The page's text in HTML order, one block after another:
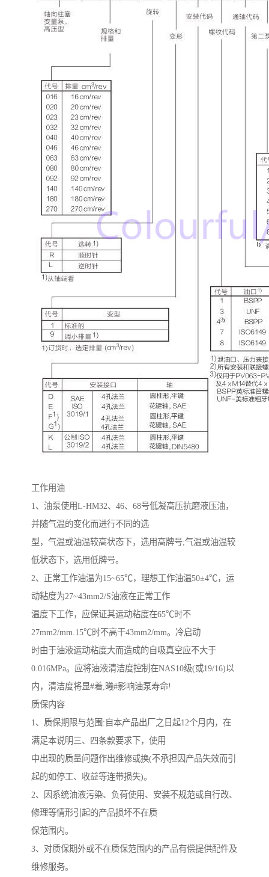
工作用油
1、油泵使用L-HM32、 46、 68号低凝高压抗磨液压油，
并随气温的变化而进行不同的选
型，气温或油温较高状态下，选用高牌号;气温或油温较
低状态下，选用低牌号。
2、正常工作油温为15~65℃，理想工作油温50±4℃，运
动粘度为27~43mm2/S油液在正常工作
温度下工作，应保证其运动粘度在65℃时不
27mm2/mm.15℃时不高干43mm2/mm。冷启动
时由于油液运动粘度大而造成的自吸真空应不大于
0.016MPa。应将油液清洁度控制在NAS10级(或19/16)以
内，清洁度将显#着,曦#影响油泵寿命!
质保内容
1、质保期限与范围: 自本产品出厂之日起12个月内，在
满足本说明三、四条款要求下，使用
中出现的质量问题作出维修或换(不承担因产品失效而引
起的如停工、收益等连带损失)。
2、因系统油液污染、负荷使用、安装不规范或自行改、
修理等情形引起的产品损坏不在质
保范围内。
3、对质保期外或不在质保范围内的产品有偿提供配件及
维修服务。